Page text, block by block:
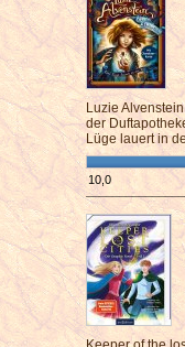
Luzie
der
Lüge lauert in
10,0